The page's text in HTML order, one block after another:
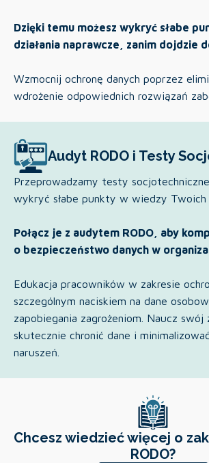
Dzięki temu możesz wykryć słabe
działania naprawcze, zanim dojdzie
Wzmocnij ochronę danych poprzez
wdrożenie odpowiednich rozwiązań
Audyt RODO i Testy
Przeprowadzamy testy
wykryć słabe punkty w wiedzy Twoich
Połącz je z audytem RODO, aby
o bezpieczeństwo danych w
Edukacja pracowników w zakresie
szczególnym naciskiem na dane
zapobiegania zagrożeniom. Naucz swój
skutecznie chronić dane i
naruszeń.
Chcesz wiedzieć więcej o
RODO?